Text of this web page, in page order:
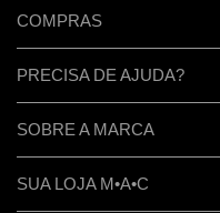
COMPRAS
PRECISA DE AJUDA?
SOBRE A MARCA
SUA LOJA M•A•C